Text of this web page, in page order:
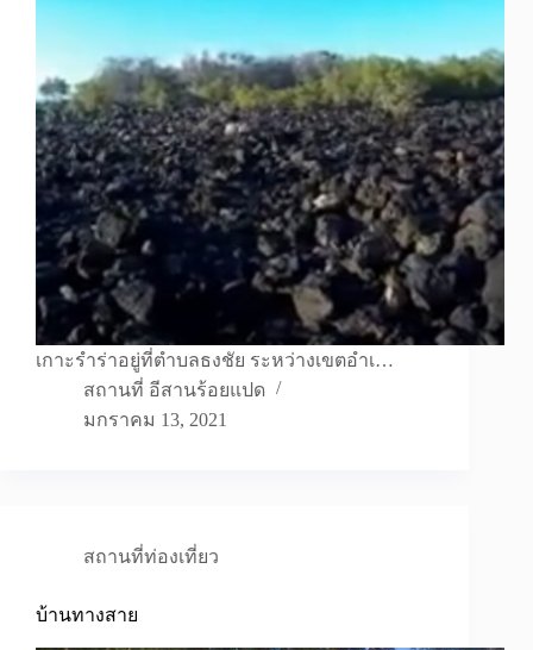
เกาะรำร่าอยู่ที่ตำบลธงชัย ระหว่างเขตอำเ…
สถานที่ อีสานร้อยแปด
มกราคม 13, 2021
สถานที่ท่องเที่ยว
บ้านทางสาย